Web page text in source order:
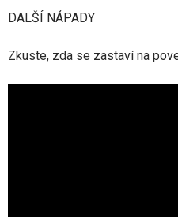
DALŠÍ NÁPADY
Zkuste, zda se zastaví na